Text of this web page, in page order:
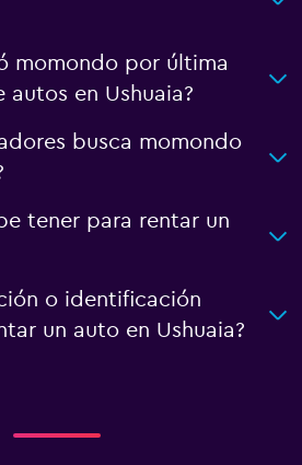
momondo por última
en Ushuaia?
busca momondo
tener para rentar un
o identificación
un auto en Ushuaia?